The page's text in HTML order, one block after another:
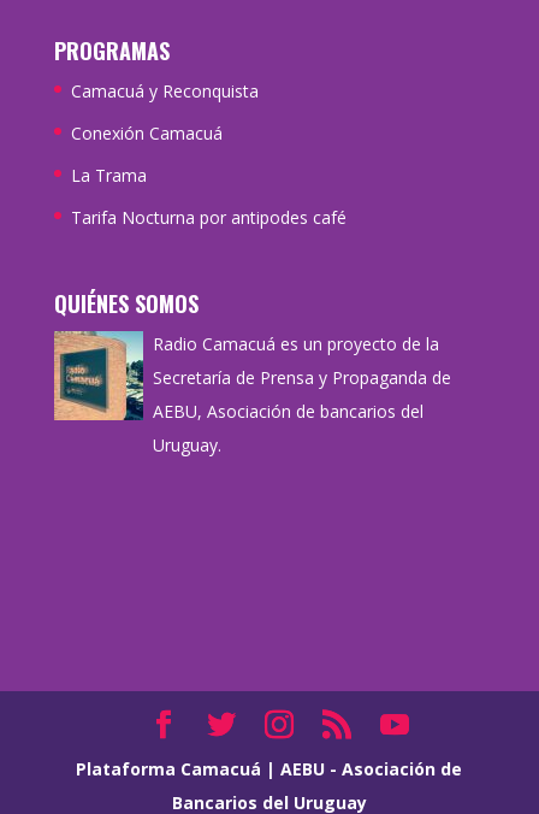
PROGRAMAS
Camacuá y Reconquista
Conexión Camacuá
La Trama
Tarifa Nocturna por antipodes café
QUIÉNES SOMOS
Radio Camacuá es un proyecto de la
Secretaría de Prensa y Propaganda de
AEBU, Asociación de bancarios del
Uruguay.
Plataforma Camacuá |AEBU - Asociación de
Bancarios del Uruguay